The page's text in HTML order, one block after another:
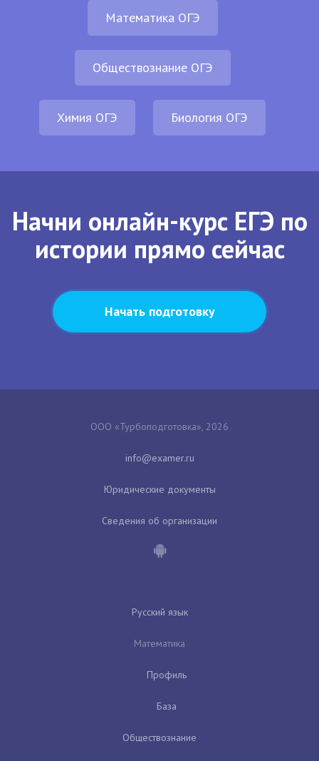
Математика ОГЭ
Обществознание ОГЭ
Химия ОГЭ Биология ОГЭ
Начни онлайн-курс ЕГЭ по
истории прямо сейчас
Начать подготовку
ООО «Турбоподготовка», 2026
Юридические документы
Сведения об организации
Русский язык
Математика
Профиль
База
Обществознание